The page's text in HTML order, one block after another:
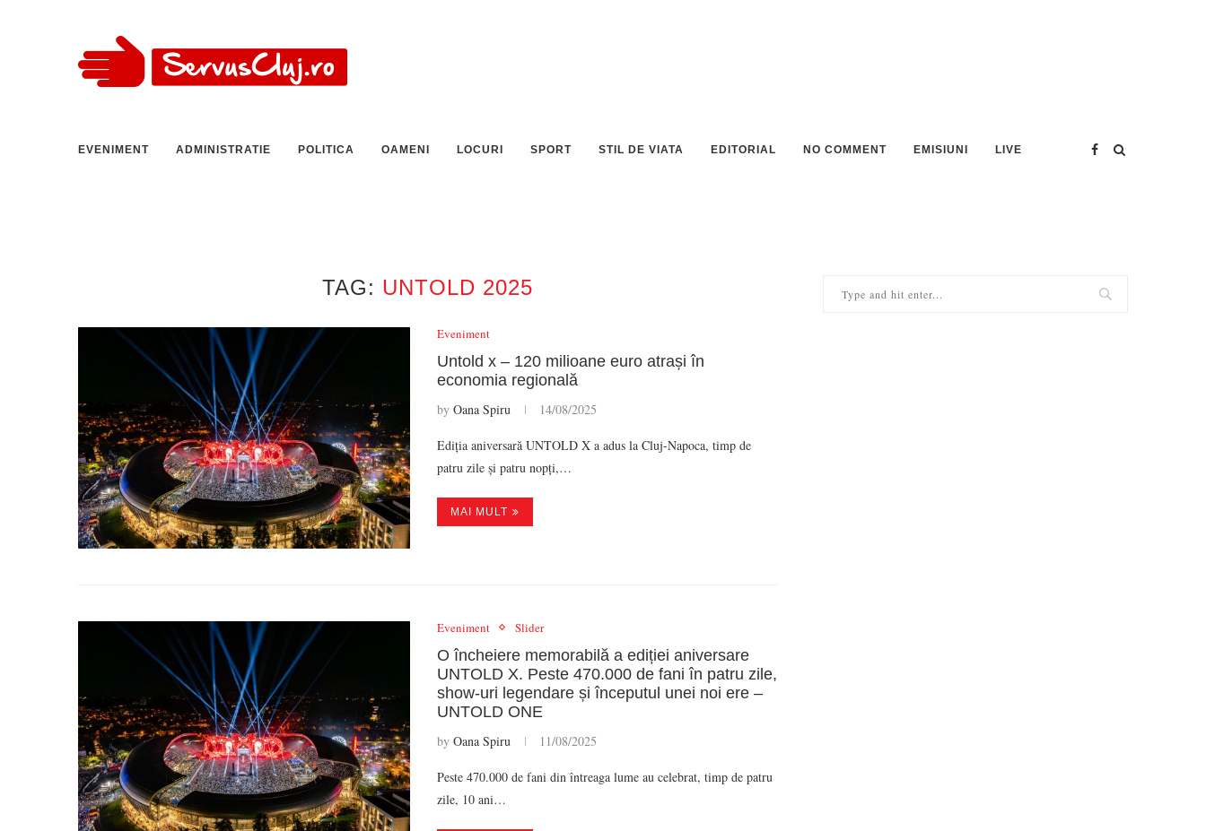
EVENIMENT ADMINISTRATIE POLITICA OAMENI LOCURI SPORT STIL DE VIATA EDITORIAL NO COMMENT EMISIUNI LIVE
TAG: UNTOLD 2025
Eveniment
Untold x – 120 milioane euro atrași în
economia regională
by Oana Spiru 14/08/2025
Ediția aniversară UNTOLD X a adus la Cluj-Napoca, timp de
patru zile și patru nopți,…
MAI MULT
Eveniment Slider
O încheiere memorabilă a ediției aniversare
UNTOLD X. Peste 470.000 de fani în patru zile,
show-uri legendare și începutul unei noi ere –
UNTOLD ONE
by Oana Spiru 11/08/2025
Peste 470.000 de fani din întreaga lume au celebrat, timp de patru
zile, 10 ani…